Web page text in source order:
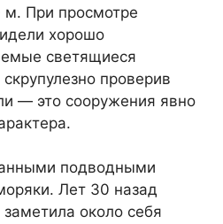
м. При просмотре
хорошо
светящиеся
проверив
— это сооружения явно
подводными
Лет 30 назад
около себя